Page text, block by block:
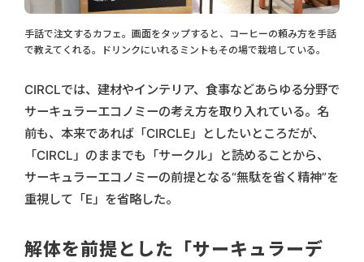
手話で注文するカフェ。画面をタップすると、コーヒーの頼み方を手話
で教えてくれる。ドリンクにいれるミントもその場で栽培している。
CIRCLでは、建材やインテリア、食事などあらゆる分野で
サーキュラーエコノミーの考え方を取り入れている。名
前も、本来であれば「CIRCLE」としたいところだが、
「CIRCL」のままでも「サークル」と読めることから、
サーキュラーエコノミーの前提となる“無駄を省く精神”を
重視して「E」を省略した。
解体を前提とした「サーキュラーデ